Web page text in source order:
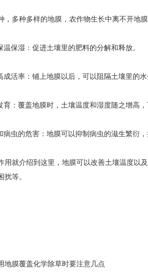
，多种多样的地膜，农作物生长中离不开地
温保湿：促进土壤里的肥料的分解和释放。
成活率：铺上地膜以后，可以阻隔土壤里的
育：覆盖地膜时，土壤温度和湿度随之增高
病虫的危害：地膜可以抑制病虫的滋生繁衍
用就介绍到这里，地膜可以改善土壤温度以
等。
地膜覆盖化学除草时要注意几点